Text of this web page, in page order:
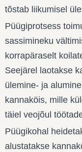
tõstab liikumisel
Püügiprotsess
sassimineku
korrapäraselt
Seejärel laotakse
ülemine- ja
kannaköis, mille
täiel veojõul
Püügikohal
alustatakse